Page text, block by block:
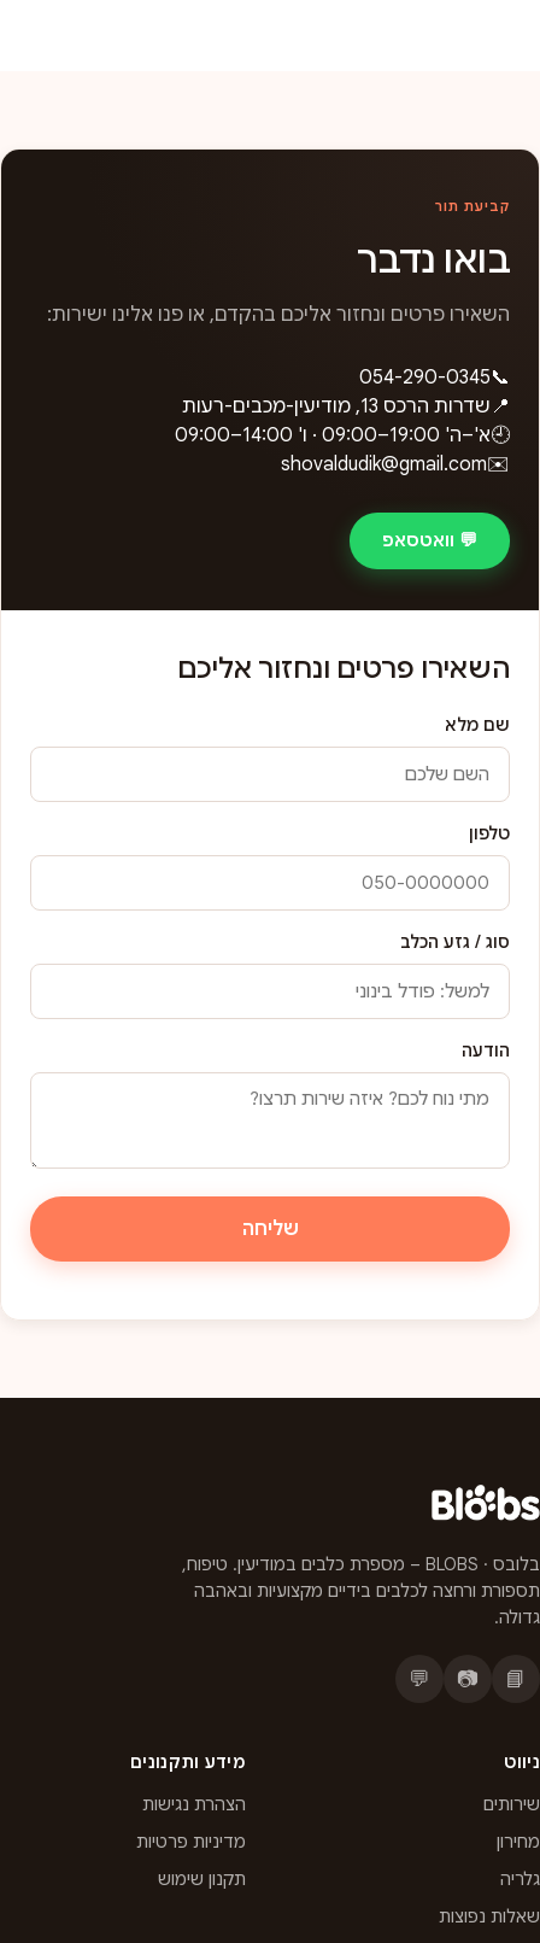
קביעת תור
בואו נדבר
השאירו פרטים ונחזור אליכם בהקדם, או פנו אלינו ישירות:
📞
054-290-0345
📍 שדרות הרכס 13, מודיעין-מכבים-רעות
🕘א'–ה' 09:00–19:00 · ו' 09:00–14:00
✉️
shovaldudik@gmail.com
💬 וואטסאפ
השאירו פרטים ונחזור אליכם
שם מלא
טלפון
סוג / גזע הכלב
הודעה
שליחה
בלובס · BLOBS – מספרת כלבים במודיעין. טיפוח,
תספורת ורחצה לכלבים בידיים מקצועיות ובאהבה
גדולה.
📘
📷
💬
ניווט
שירותים
מחירון
גלריה
שאלות נפוצות
מידע ותקנונים
הצהרת נגישות
מדיניות פרטיות
תקנון שימוש